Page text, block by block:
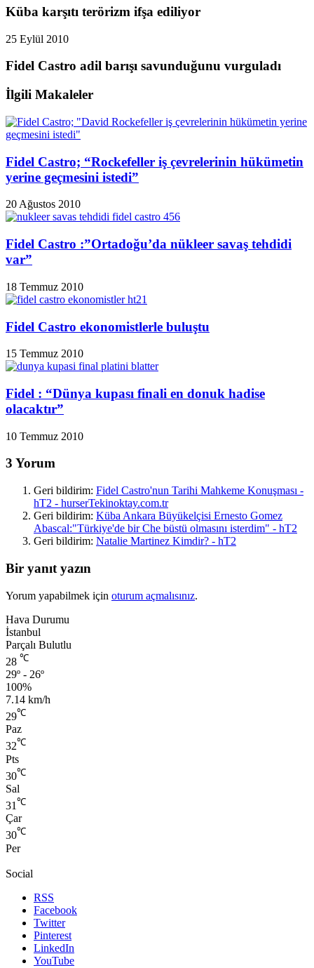
Küba karşıtı terörizm ifşa ediliyor
25 Eylül 2010
Fidel Castro adil barışı savunduğunu vurguladı
İlgili Makaleler
Fidel Castro; “Rockefeller iş çevrelerinin hükümetin
yerine geçmesini istedi”
20 Ağustos 2010
Fidel Castro :”Ortadoğu’da nükleer savaş tehdidi
var”
18 Temmuz 2010
Fidel Castro ekonomistlerle buluştu
15 Temmuz 2010
Fidel : “Dünya kupası finali en donuk hadise
olacaktır”
10 Temmuz 2010
3 Yorum
Geri bildirim: Fidel Castro'nun Tarihi Mahkeme Konuşması -
hT2 - hurserTekinoktay.com.tr
Geri bildirim: Küba Ankara Büyükelçisi Ernesto Gomez
Abascal:"Türkiye'de bir Che büstü olmasını isterdim" - hT2
Geri bildirim: Natalie Martinez Kimdir? - hT2
Bir yanıt yazın
Yorum yapabilmek için oturum açmalısınız.
Hava Durumu
İstanbul
Parçalı Bulutlu
28 ℃
29º - 26º
100%
7.14 km/h
29℃
Paz
32℃
Pts
30℃
Sal
31 ℃
Çar
30℃
Per
Social
RSS
Facebook
Twitter
Pinterest
LinkedIn
YouTube